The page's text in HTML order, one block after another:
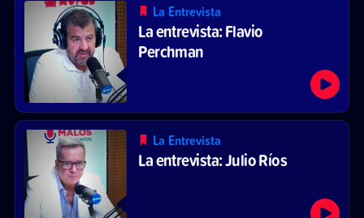
La Entrevista
La entrevista: Flavio
Perchman
La Entrevista
La entrevista: Julio Ríos